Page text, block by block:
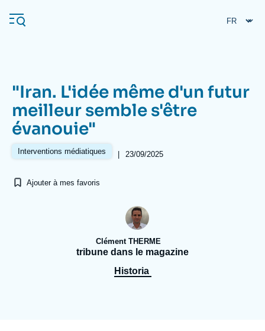
au
contenu
Navigation
principale
L'Ifri
Se connecter
À propos de l'Ifri
Proche-Orient
"Iran. L'idée même d'un futur
meilleur semble s'être
évanouie"
Interventions médiatiques | 23/09/2025
Ajouter à mes favoris
Clément THERME
tribune dans le magazine
Historia